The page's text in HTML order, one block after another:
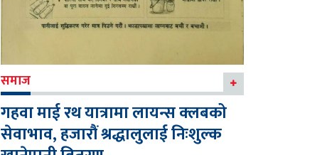
समाज
गहवा माई रथ यात्रामा लायन्स क्लबको
सेवाभाव, हजारौं श्रद्धालुलाई निःशुल्क